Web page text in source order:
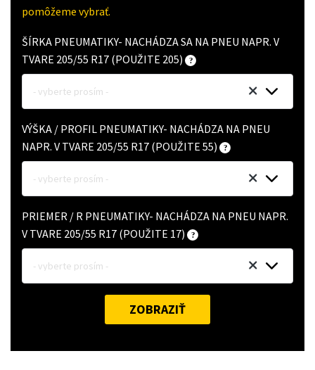
pomôžeme vybrať.
ŠÍRKA PNEUMATIKY- NACHÁDZA SA NA PNEU NAPR. V
TVARE 205/55 R17 (POUŽITE 205)
- vyberte prosím -
VÝŠKA / PROFIL PNEUMATIKY- NACHÁDZA NA PNEU
NAPR. V TVARE 205/55 R17 (POUŽITE 55)
- vyberte prosím -
PRIEMER / R PNEUMATIKY- NACHÁDZA NA PNEU NAPR.
V TVARE 205/55 R17 (POUŽITE 17)
- vyberte prosím -
ZOBRAZIŤ